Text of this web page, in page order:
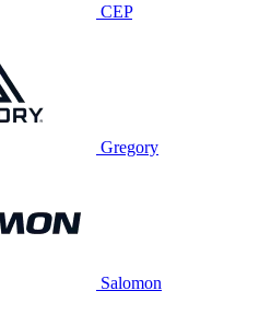
CEP
Gregory
Salomon